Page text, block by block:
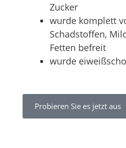
Zucker
wurde komplett
Schadstoffen,
Fetten befreit
wurde
Probieren Sie es jetzt aus